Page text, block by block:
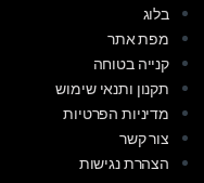
בלוג
מפת אתר
קנייה בטוחה
תקנון ותנאי שימוש
מדיניות הפרטיות
צור קשר
הצהרת נגישות